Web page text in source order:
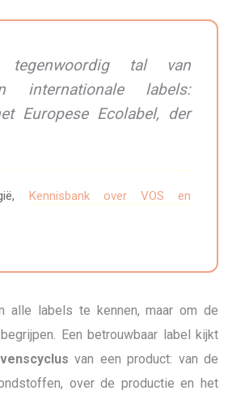
tegenwoordig tal van
internationale labels:
Europese Ecolabel, der
Kennisbank over VOS en
alle labels te kennen, maar om de
Een betrouwbaar label kijkt
van een product: van de
over de productie en het